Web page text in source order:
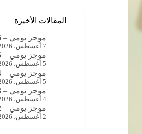
المقالات الأخيرة
موجز يومي – 6 أغسطس 2026
7 أغسطس، 2026
موجز يومي – 5 أغسطس 2026
5 أغسطس، 2026
موجز يومي – 4 أغسطس 2026
5 أغسطس، 2026
موجز يومي – 3 أغسطس 2026
4 أغسطس، 2026
موجز يومي – 2 أغسطس 2026
2 أغسطس، 2026